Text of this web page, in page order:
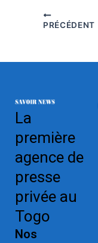
PRÉCÉDENT
La
première
agence de
presse
privée au
Togo
Nos